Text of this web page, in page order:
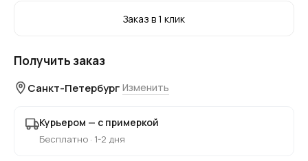
Заказ в 1 клик
Получить заказ
Санкт-Петербург Изменить
Курьером — с примеркой
Бесплатно · 1-2 дня